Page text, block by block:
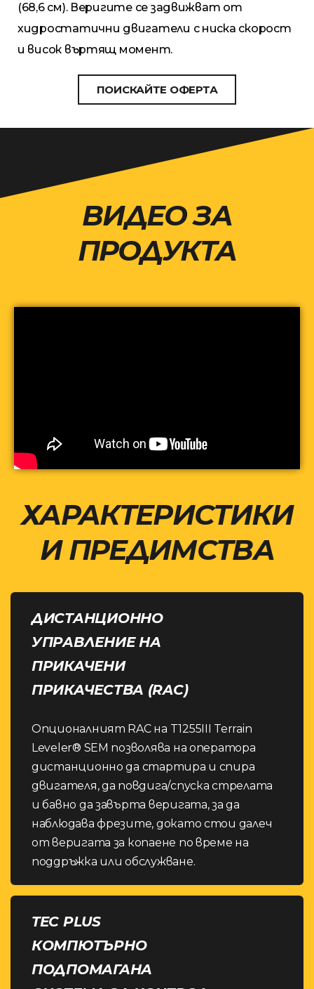
(68,6 см). Веригите се задвижват от
хидростатични двигатели с ниска скорост
и висок въртящ момент.
ПОИСКАЙТЕ ОФЕРТА
ВИДЕО ЗА
ПРОДУКТА
ХАРАКТЕРИСТИКИ
И ПРЕДИМСТВА
ДИСТАНЦИОННО
УПРАВЛЕНИЕ НА
ПРИКАЧЕНИ
ПРИКАЧЕСТВА (RAC)
Опционалният RAC на T1255III Terrain
Leveler® SEM позволява на оператора
дистанционно да стартира и спира
двигателя, да повдига/спуска стрелата
и бавно да завърта веригата, за да
наблюдава фрезите, докато стои далеч
от веригата за копаене по време на
поддръжка или обслужване.
TEC PLUS
КОМПЮТЪРНО
ПОДПОМАГАНА